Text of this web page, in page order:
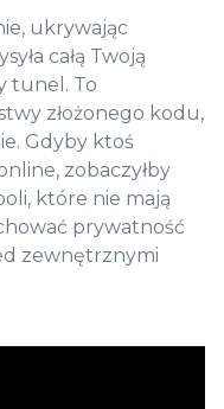
ukrywając
całą Twoją
tunel. To
złożonego kodu,
Gdyby ktoś
zobaczyłby
które nie mają
prywatność
zewnętrznymi